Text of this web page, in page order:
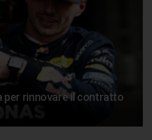
per rinnovare il contratto